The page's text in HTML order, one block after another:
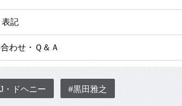
表記
わせ・Ｑ＆Ａ
・ドヘニー #黒田雅之